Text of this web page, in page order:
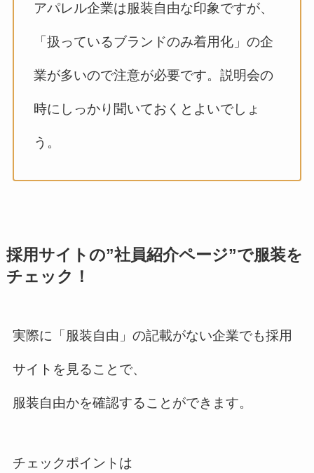
アパレル企業は服装自由な印象ですが、
「扱っているブランドのみ着用化」の企
業が多いので注意が必要です。説明会の
時にしっかり聞いておくとよいでしょ
う。
採用サイトの”社員紹介ページ”で服装を
チェック！
実際に「服装自由」の記載がない企業でも採用
サイトを見ることで、
服装自由かを確認することができます。
チェックポイントは